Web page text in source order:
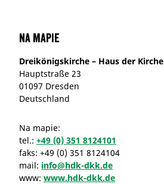
Na mapie
Dreikönigskirche – Haus der Kirche
Hauptstraße 23
01097 Dresden
Deutschland
Na mapie:
tel.: +49 (0) 351 8124101
faks: +49 (0) 351 8124104
mail: info@hdk-dkk.de
www: www.hdk-dkk.de